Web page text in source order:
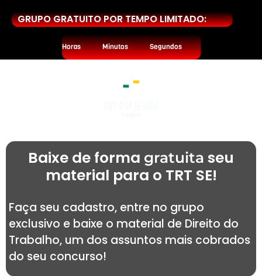
GRUPO GRATUITO POR TEMPO LIMITADO:
Horas Minutos Segundos
Baixe de forma gratuita seu
material para o TRT SE!
Faça seu cadastro, entre no grupo
exclusivo e baixe o material de Direito do
Trabalho, um dos assuntos mais cobrados
do seu concurso!